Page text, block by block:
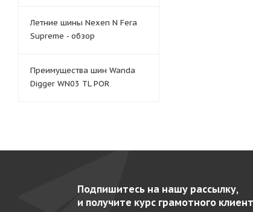
Летние шины Nexen N Fera
Supreme - обзор
Преимущества шин Wanda
Digger WN03 TL POR
Подпишитесь на нашу рассылку,
и получите курс грамотного